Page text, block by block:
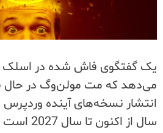
یک گفتگوی فاش شده در اسلک
می‌دهد که مت مولن‌وگ در حال
انتشار نسخه‌های آینده
سال از